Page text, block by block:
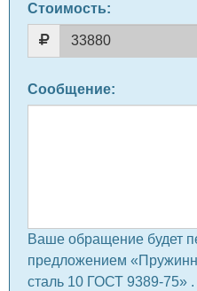
Стоимость:
Сообщение:
Ваше обращение будет
предложением
сталь 10 ГОСТ 9389-75» .